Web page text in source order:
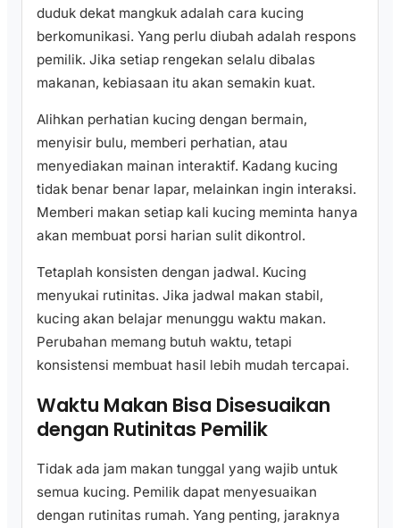
duduk dekat mangkuk adalah cara kucing
berkomunikasi. Yang perlu diubah adalah respons
pemilik. Jika setiap rengekan selalu dibalas
makanan, kebiasaan itu akan semakin kuat.
Alihkan perhatian kucing dengan bermain,
menyisir bulu, memberi perhatian, atau
menyediakan mainan interaktif. Kadang kucing
tidak benar benar lapar, melainkan ingin interaksi.
Memberi makan setiap kali kucing meminta hanya
akan membuat porsi harian sulit dikontrol.
Tetaplah konsisten dengan jadwal. Kucing
menyukai rutinitas. Jika jadwal makan stabil,
kucing akan belajar menunggu waktu makan.
Perubahan memang butuh waktu, tetapi
konsistensi membuat hasil lebih mudah tercapai.
Waktu Makan Bisa Disesuaikan
dengan Rutinitas Pemilik
Tidak ada jam makan tunggal yang wajib untuk
semua kucing. Pemilik dapat menyesuaikan
dengan rutinitas rumah. Yang penting, jaraknya